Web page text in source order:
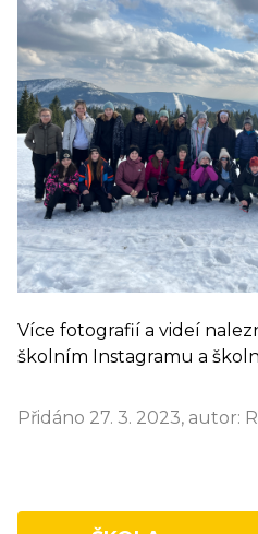
Více fotografií a videí
školním Instagramu a
Přidáno 27. 3. 2023, autor: